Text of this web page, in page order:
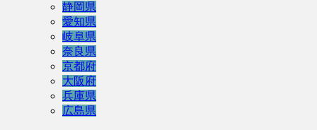
静岡県
愛知県
岐阜県
奈良県
京都府
大阪府
兵庫県
広島県